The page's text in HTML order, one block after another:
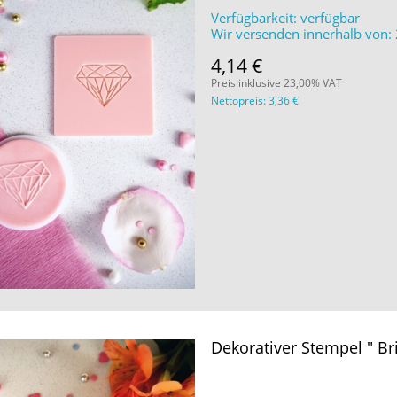
Verfügbarkeit: verfügbar
Wir versenden innerhalb von:
4,14 €
Preis inklusive 23,00% VAT
Nettopreis:3,36 €
Dekorativer Stempel "